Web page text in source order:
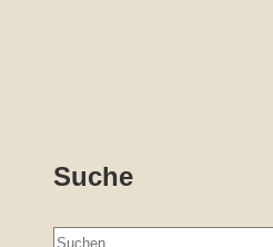
Suche
Suche